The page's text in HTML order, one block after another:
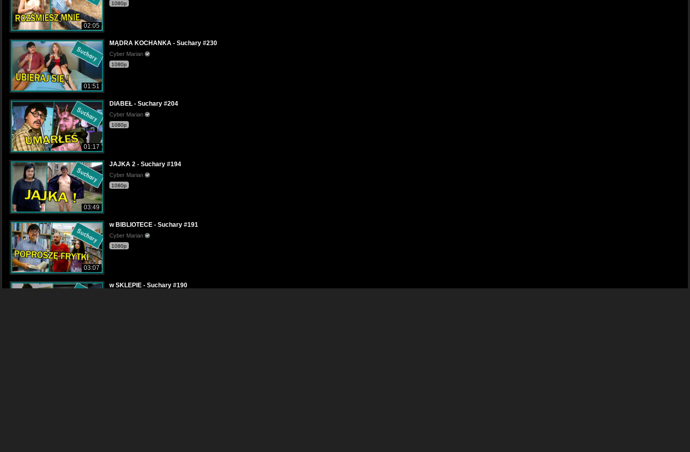
02:05
1080p
01:51
MĄDRA KOCHANKA - Suchary #230
Cyber Marian
1080p
01:17
DIABEŁ - Suchary #204
Cyber Marian
1080p
03:49
JAJKA 2 - Suchary #194
Cyber Marian
1080p
03:07
w BIBLIOTECE - Suchary #191
Cyber Marian
1080p
w SKLEPIE - Suchary #190